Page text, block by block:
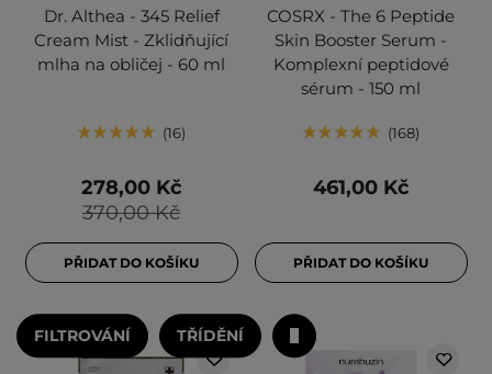
Dr. Althea - 345 Relief
Cream Mist - Zklidňující
mlha na obličej - 60 ml
16
370,00 Kč
278,00 Kč
PŘIDAT DO KOŠÍKU
COSRX - The 6 Peptide
Skin Booster Serum -
Komplexní peptidové
sérum - 150 ml
168
461,00 Kč
PŘIDAT DO KOŠÍKU
FILTROVÁNÍ TŘÍDĚNÍ